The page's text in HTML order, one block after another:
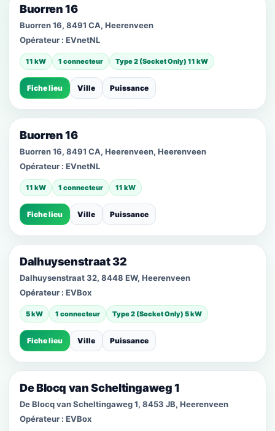
Buorren 16
Buorren 16, 8491 CA, Heerenveen
Opérateur : EVnetNL
11 kW 1 connecteur Type 2 (Socket Only) 11 kW
Fiche lieu Ville Puissance
Buorren 16
Buorren 16, 8491 CA, Heerenveen, Heerenveen
Opérateur : EVnetNL
11 kW 1 connecteur 11 kW
Fiche lieu Ville Puissance
Dalhuysenstraat 32
Dalhuysenstraat 32, 8448 EW, Heerenveen
Opérateur : EVBox
5 kW 1 connecteur Type 2 (Socket Only) 5 kW
Fiche lieu Ville Puissance
De Blocq van Scheltingaweg 1
De Blocq van Scheltingaweg 1, 8453 JB, Heerenveen
Opérateur : EVBox